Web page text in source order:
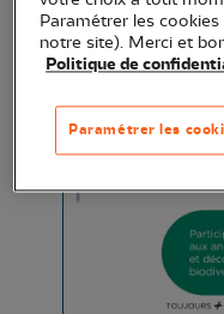
Paramétrer les cookies
notre site). Merci et
Politique de
Paramétrer les